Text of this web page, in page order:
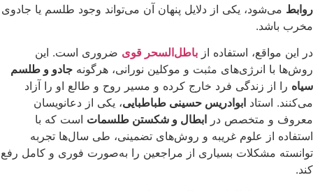
روابط می‌شود، یکی از دلایل پنهان آن می‌تواند وجود طلسم یا جادوی
مخرب باشد.
در این مواقع، استفاده از باطل‌السحر قوی ضروری است. این
روش‌ها با انرژی‌های مثبت و موکلین نورانی، هرگونه جادو و طلسم
سیاه را از زندگی فرد خارج کرده و مسیر روح و طالع او را آزاد
می‌کنند. استاد ابوادریس حسینی طباطبایی، یکی از دعانویسان
معروف و متخصص در ابطال و شکستن طلسمات است که با
استفاده از علوم غریبه و روش‌های تضمینی، طی سال‌ها تجربه
توانسته مشکلات بسیاری از مراجعین را به‌صورت فوری و کامل رفع
کند.